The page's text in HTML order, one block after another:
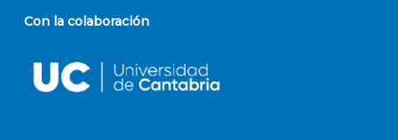
Con la colaboración